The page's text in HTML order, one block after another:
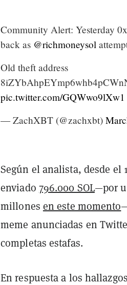
Community Alert: Yesterday
back as @richmoneysol
Old theft address
pic.twitter.com/GQWwo9lXw1
— ZachXBT (@zachxbt)
Según el analista, desde el
enviado 796.000 SOL—por
millones en este momento
meme anunciadas en
completas estafas.
En respuesta a los